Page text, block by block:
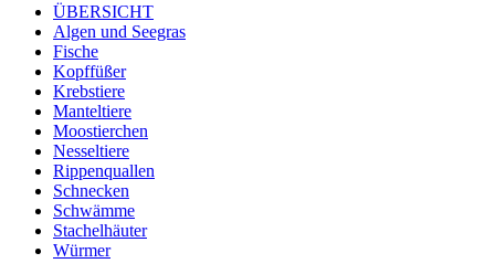
ÜBERSICHT
Algen und Seegras
Fische
Kopffüßer
Krebstiere
Manteltiere
Moostierchen
Nesseltiere
Rippenquallen
Schnecken
Schwämme
Stachelhäuter
Würmer